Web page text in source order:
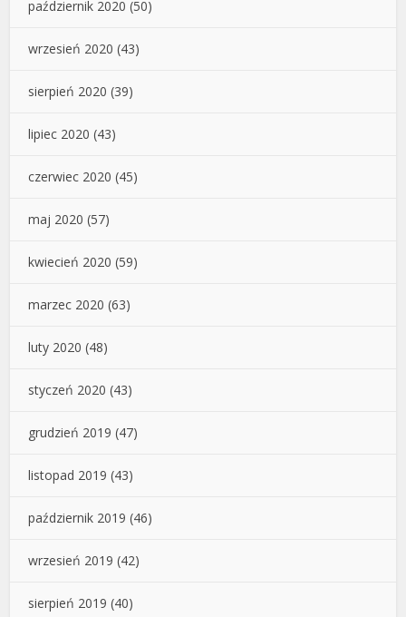
październik 2020 (50)
wrzesień 2020 (43)
sierpień 2020 (39)
lipiec 2020 (43)
czerwiec 2020 (45)
maj 2020 (57)
kwiecień 2020 (59)
marzec 2020 (63)
luty 2020 (48)
styczeń 2020 (43)
grudzień 2019 (47)
listopad 2019 (43)
październik 2019 (46)
wrzesień 2019 (42)
sierpień 2019 (40)